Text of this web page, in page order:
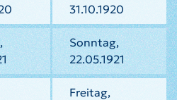
31.10.1920
Sonntag,
22.05.1921
Freitag,